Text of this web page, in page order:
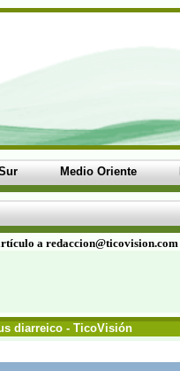
Medio Oriente
a redaccion@ticovision.com
diarreico - TicoVisión